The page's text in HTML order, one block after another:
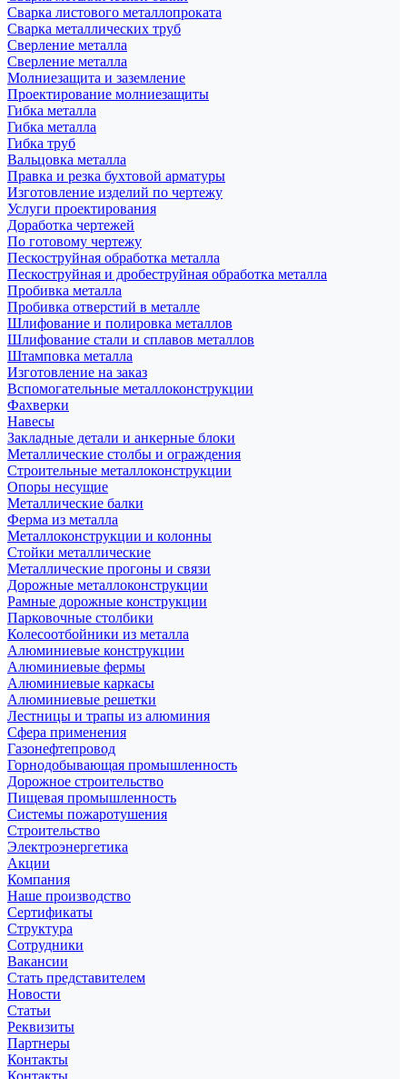
Сварка листового металлопроката
Сварка металлических труб
Сверление металла
Сверление металла
Молниезащита и заземление
Проектирование молниезащиты
Гибка металла
Гибка металла
Гибка труб
Вальцовка металла
Правка и резка бухтовой арматуры
Изготовление изделий по чертежу
Услуги проектирования
Доработка чертежей
По готовому чертежу
Пескоструйная обработка металла
Пескоструйная и дробеструйная обработка металла
Пробивка металла
Пробивка отверстий в металле
Шлифование и полировка металлов
Шлифование стали и сплавов металлов
Штамповка металла
Изготовление на заказ
Вспомогательные металлоконструкции
Фахверки
Навесы
Закладные детали и анкерные блоки
Металлические столбы и ограждения
Строительные металлоконструкции
Опоры несущие
Металлические балки
Ферма из металла
Металлоконструкции и колонны
Стойки металлические
Металлические прогоны и связи
Дорожные металлоконструкции
Рамные дорожные конструкции
Парковочные столбики
Колесоотбойники из металла
Алюминиевые конструкции
Алюминиевые фермы
Алюминиевые каркасы
Алюминиевые решетки
Лестницы и трапы из алюминия
Сфера применения
Газонефтепровод
Горнодобывающая промышленность
Дорожное строительство
Пищевая промышленность
Системы пожаротушения
Строительство
Электроэнергетика
Акции
Компания
Наше производство
Сертификаты
Структура
Сотрудники
Вакансии
Стать представителем
Новости
Статьи
Реквизиты
Партнеры
Контакты
Контакты